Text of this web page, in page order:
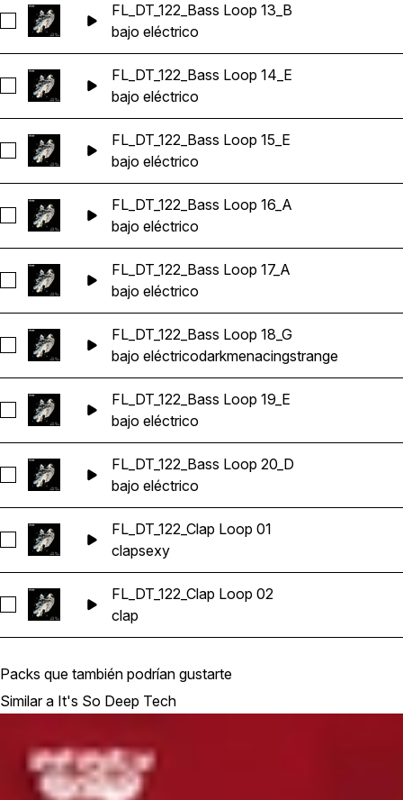
Seleccionar FL_DT_122_Bass Loop 13_B
FL_DT_122_Bass Loop 13_B
bajo eléctrico
Seleccionar FL_DT_122_Bass Loop 14_E
FL_DT_122_Bass Loop 14_E
bajo eléctrico
Seleccionar FL_DT_122_Bass Loop 15_E
FL_DT_122_Bass Loop 15_E
bajo eléctrico
Seleccionar FL_DT_122_Bass Loop 16_A
FL_DT_122_Bass Loop 16_A
bajo eléctrico
Seleccionar FL_DT_122_Bass Loop 17_A
FL_DT_122_Bass Loop 17_A
bajo eléctrico
Seleccionar FL_DT_122_Bass Loop 18_G
FL_DT_122_Bass Loop 18_G
bajo eléctricodarkmenacingstrange
Seleccionar FL_DT_122_Bass Loop 19_E
FL_DT_122_Bass Loop 19_E
bajo eléctrico
Seleccionar FL_DT_122_Bass Loop 20_D
FL_DT_122_Bass Loop 20_D
bajo eléctrico
Seleccionar FL_DT_122_Clap Loop 01
FL_DT_122_Clap Loop 01
clapsexy
Seleccionar FL_DT_122_Clap Loop 02
FL_DT_122_Clap Loop 02
clap
Packs que también podrían gustarte
Similar a It's So Deep Tech